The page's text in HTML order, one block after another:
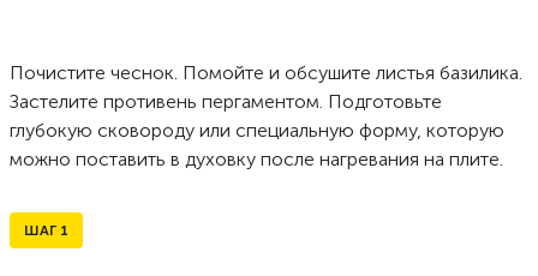
Почистите чеснок. Помойте и обсушите листья базилика.
Застелите противень пергаментом. Подготовьте
глубокую сковороду или специальную форму, которую
можно поставить в духовку после нагревания на плите.
ШАГ 1